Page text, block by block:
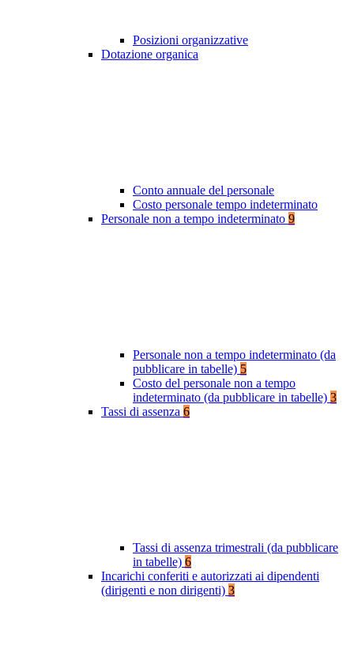
Posizioni organizzative
Dotazione organica
Conto annuale del personale
Costo personale tempo indeterminato
Personale non a tempo indeterminato 9
Personale non a tempo indeterminato (da
pubblicare in tabelle) 5
Costo del personale non a tempo
indeterminato (da pubblicare in tabelle) 3
Tassi di assenza 6
Tassi di assenza trimestrali (da pubblicare
in tabelle) 6
Incarichi conferiti e autorizzati ai dipendenti
(dirigenti e non dirigenti) 3